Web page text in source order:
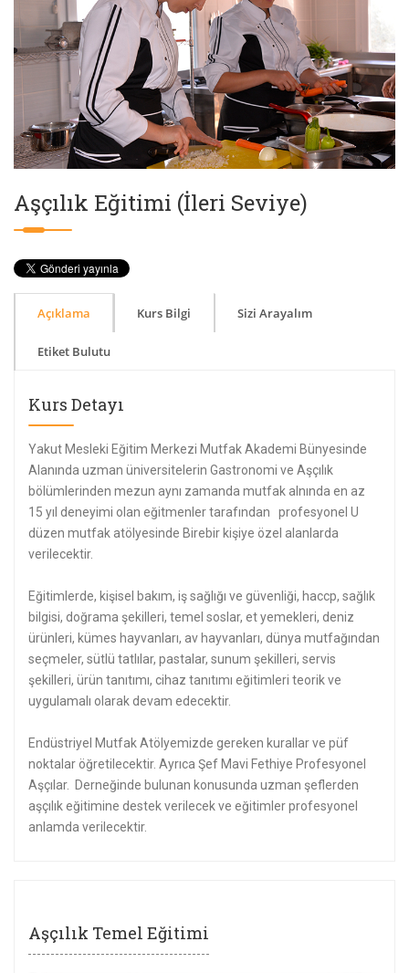
Aşçılık Eğitimi (İleri Seviye)
Açıklama Kurs Bilgi Sizi Arayalım
Etiket Bulutu
Kurs Detayı
Yakut Mesleki Eğitim Merkezi Mutfak Akademi Bünyesinde
Alanında uzman üniversitelerin Gastronomi ve Aşçılık
bölümlerinden mezun aynı zamanda mutfak alnında en az
15 yıl deneyimi olan eğitmenler tarafından profesyonel U
düzen mutfak atölyesinde Birebir kişiye özel alanlarda
verilecektir.
Eğitimlerde, kişisel bakım, iş sağlığı ve güvenliği, haccp, sağlık
bilgisi, doğrama şekilleri, temel soslar, et yemekleri, deniz
ürünleri, kümes hayvanları, av hayvanları, dünya mutfağından
seçmeler, sütlü tatlılar, pastalar, sunum şekilleri, servis
şekilleri, ürün tanıtımı, cihaz tanıtımı eğitimleri teorik ve
uygulamalı olarak devam edecektir.
Endüstriyel Mutfak Atölyemizde gereken kurallar ve püf
noktalar öğretilecektir. Ayrıca Şef Mavi Fethiye Profesyonel
Aşçılar. Derneğinde bulunan konusunda uzman şeflerden
aşçılık eğitimine destek verilecek ve eğitimler profesyonel
anlamda verilecektir.
Aşçılık Temel Eğitimi